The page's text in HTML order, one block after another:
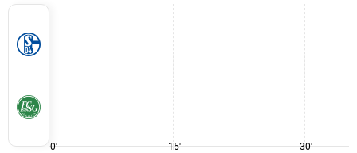
0' 15' 30'